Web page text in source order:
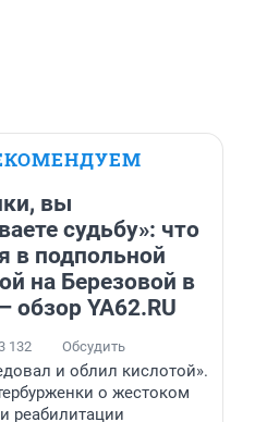
вы
судьбу»: что
в подпольной
на Березовой в
обзор YA62.RU
132 Обсудить
и облил кислотой».
о жестоком
реабилитации